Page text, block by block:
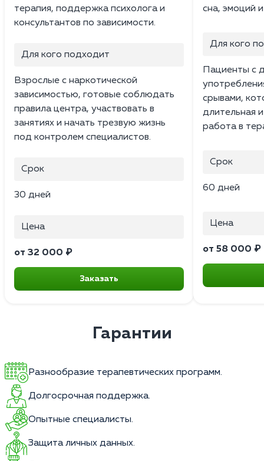
терапия, поддержка психолога и
консультантов по зависимости.
Для кого подходит
Взрослые с наркотической
зависимостью, готовые соблюдать
правила центра, участвовать в
занятиях и начать трезвую жизнь
под контролем специалистов.
Срок
30 дней
Цена
от 32 000 ₽
Заказать
сна, эмоций
Для кого
Пациенты с
срывами,
длительная
работа в
Срок
60 дней
Цена
от 58 000 ₽
Гарантии
Разнообразие терапевтических программ.
Долгосрочная поддержка.
Опытные специалисты.
Защита личных данных.